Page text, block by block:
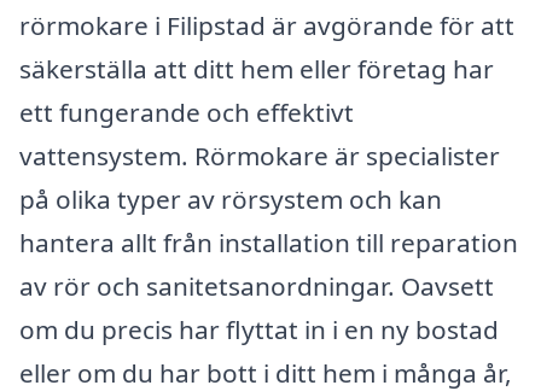
rörmokare i Filipstad är avgörande för att
säkerställa att ditt hem eller företag har
ett fungerande och effektivt
vattensystem. Rörmokare är specialister
på olika typer av rörsystem och kan
hantera allt från installation till reparation
av rör och sanitetsanordningar. Oavsett
om du precis har flyttat in i en ny bostad
eller om du har bott i ditt hem i många år,